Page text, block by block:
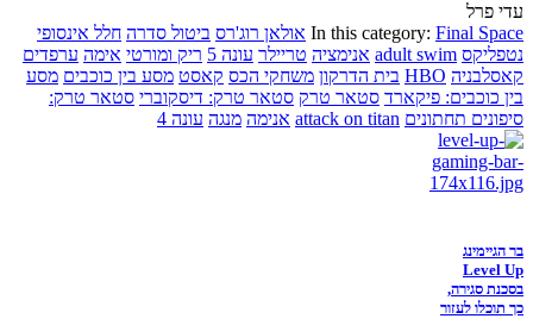
עדי פרל
In this category: Final Space אולאן רוג'רס ביטול סדרה חלל אינסופי
נטפליקס adult swim אנימציה טריילר עונה 5 ריק ומורטי אימה ערפדים
קאסלבניה HBO בית הדרקון משחקי הכס קאסט מסע בין כוכבים מסע
בין כוכבים: פיקארד סטאר טרק סטאר טרק: דיסקוברי סטאר טרק:
סיפונים תחתונים attack on titan אנימה מנגה עונה 4
בר הגיימינג
Level Up
בסכנת סגירה,
כך תוכלו לעזור